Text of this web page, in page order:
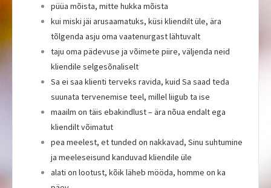
püüa mõista, mitte hukka mõista
kui miski jäi arusaamatuks, küsi kliendilt üle, ära
tõlgenda asju oma vaatenurgast lähtuvalt
taju oma pädevuse ja võimete piire, väljenda neid
kliendile selgesõnaliselt
Sa ei saa klienti terveks ravida, kuid Sa saad teda
suunata tervenemise teel, millel liigub ta ise
maailm on täis ebakindlust – ära nõua endalt ega
kliendilt võimatut
pea meelest, et tunded on nakkavad, Sinu suhtumine
ja meeleseisund kanduvad kliendile üle
alati on lootust, kõik läheb mööda, homme on ka